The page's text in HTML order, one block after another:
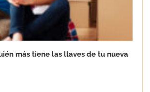
más tiene las llaves de tu nueva